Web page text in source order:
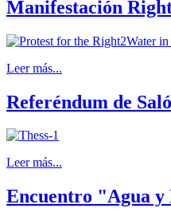
Manifestación
Leer más...
Referéndum de
Leer más...
Encuentro "Agua y